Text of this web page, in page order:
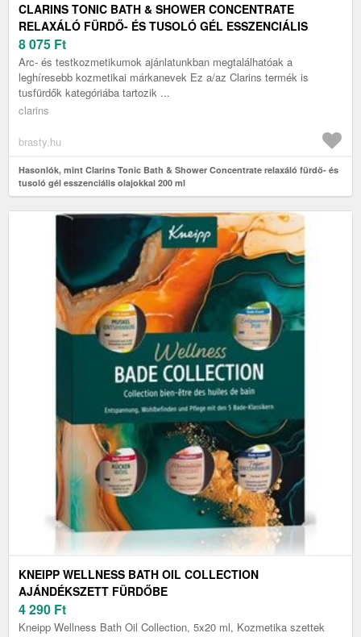
CLARINS TONIC BATH & SHOWER CONCENTRATE
RELAXÁLÓ FÜRDŐ- ÉS TUSOLÓ GÉL ESSZENCIÁLIS
OLAJOKKAL 200 ML
8 075 Ft
Arc- és testkozmetikumok ajánlatunkban megtalálhatóak a
leghíresebb kozmetikai márkanevek Ez a/az Clarins termék is
tusfürdők kategóriába tartozik ...
clarins
brasty.hu
Hasonlók, mint Clarins Tonic Bath & Shower Concentrate relaxáló fürdő- és
tusoló gél esszenciális olajokkal 200 ml
KNEIPP WELLNESS BATH OIL COLLECTION
AJÁNDÉKSZETT FÜRDŐBE
4 290 Ft
Kneipp Wellness Bath Oil Collection, 5x20 ml, Kozmetika szettek